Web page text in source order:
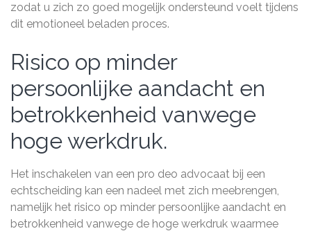
zodat u zich zo goed mogelijk ondersteund voelt tijdens
dit emotioneel beladen proces.
Risico op minder
persoonlijke aandacht en
betrokkenheid vanwege
hoge werkdruk.
Het inschakelen van een pro deo advocaat bij een
echtscheiding kan een nadeel met zich meebrengen,
namelijk het risico op minder persoonlijke aandacht en
betrokkenheid vanwege de hoge werkdruk waarmee